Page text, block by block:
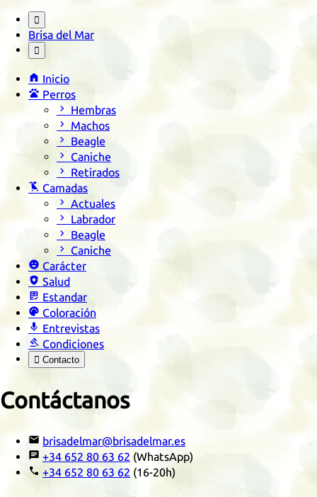

Brisa del Mar

 Inicio
 Perros
 Hembras
 Machos
 Beagle
 Caniche
 Retirados
 Camadas
 Actuales
 Labrador
 Beagle
 Caniche
 Carácter
 Salud
 Estandar
 Coloración
 Entrevistas
 Condiciones
 Contacto
Contáctanos
 brisadelmar@brisadelmar.es
 +34 652 80 63 62 (WhatsApp)
 +34 652 80 63 62 (16-20h)